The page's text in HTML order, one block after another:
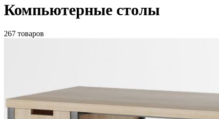
Компьютерные столы
267 товаров